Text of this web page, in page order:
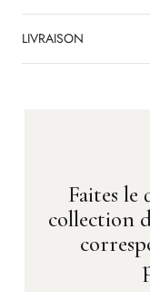
LIVRAISON
Faites
collection